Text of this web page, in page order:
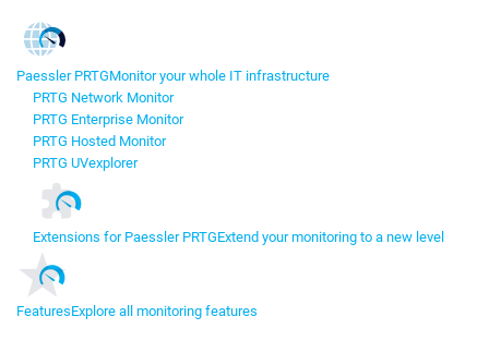
Paessler PRTGMonitor your whole IT infrastructure
PRTG Network Monitor
PRTG Enterprise Monitor
PRTG Hosted Monitor
PRTG UVexplorer
Extensions for Paessler PRTGExtend your monitoring to a new level
FeaturesExplore all monitoring features